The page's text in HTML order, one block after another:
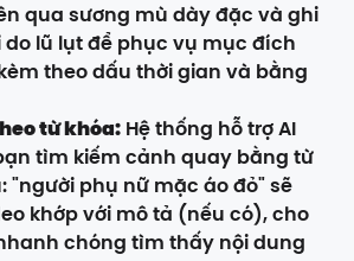
qua sương mù dày đặc và ghi
do lũ lụt để phục vụ mục đích
theo dấu thời gian và bằng
từ khóa: Hệ thống hỗ trợ AI
tìm kiếm cảnh quay bằng từ
"người phụ nữ mặc áo đỏ" sẽ
khớp với mô tả (nếu có), cho
chóng tìm thấy nội dung